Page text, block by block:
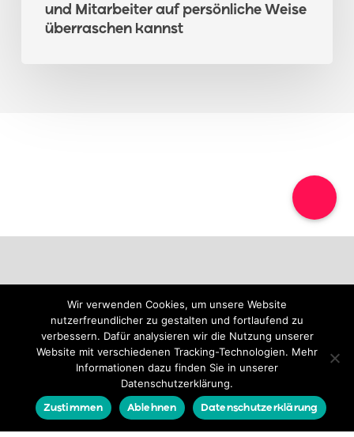
und Mitarbeiter auf persönliche Weise
überraschen kannst
Wissen
Anfrage
© 2026 LotusStudio LLC – Allrights reserved
Wir verwenden Cookies, um unsere Website
nutzerfreundlicher zu gestalten und fortlaufend zu
verbessern. Dafür analysieren wir die Nutzung unserer
Website mit verschiedenen Tracking-Technologien. Mehr
Informationen dazu finden Sie in unserer
Datenschutzerklärung.
Zustimmen Ablehnen Datenschutzerklärung